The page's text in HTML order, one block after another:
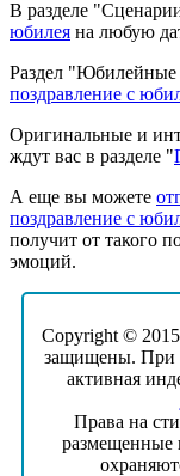
В разделе
юбилея на любую
Раздел "Юбилейные
поздравление с
Оригинальные и
ждут вас в разделе "
А еще вы можете
поздравление с
получит от такого
эмоций.
Copyright ©
защищены. При
активная
Права на
размещенные